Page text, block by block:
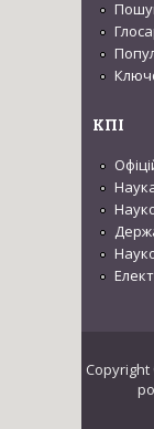
КПІ
Copyright